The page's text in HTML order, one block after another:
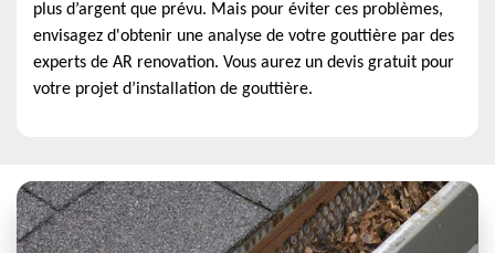
plus d’argent que prévu. Mais pour éviter ces problèmes,
envisagez d'obtenir une analyse de votre gouttière par des
experts de AR renovation. Vous aurez un devis gratuit pour
votre projet d’installation de gouttière.